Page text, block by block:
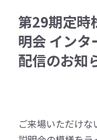
第29期定時
明会 イン
配信のお知
ご来場いただけ